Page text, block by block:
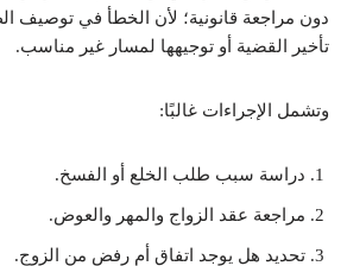
دون مراجعة قانونية؛ لأن الخطأ في توصيف
تأخير القضية أو توجيهها لمسار غير مناسب.
وتشمل الإجراءات غالبًا:
دراسة سبب طلب الخلع أو الفسخ.
مراجعة عقد الزواج والمهر والعوض.
تحديد هل يوجد اتفاق أم رفض من الزوج.